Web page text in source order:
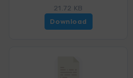
21.72 KB
Download